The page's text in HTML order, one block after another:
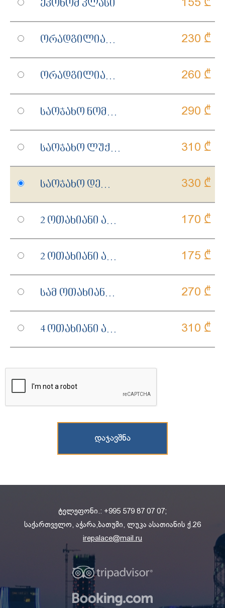
Ეკონომ Კლასი 155 ₾
Ორადგილიანი Ლუქსი 230 ₾
Ორადგილიანი Დელუქსი 260 ₾
Საოჯახო Ნომერი 290 ₾
Საოჯახო Ლუქსი Აივნით 310 ₾
Საოჯახო Დელუქსი 330 ₾
2 Ოთახიანი Აპარტამენტი Ფრანგული Აივნით 170 ₾
2 Ოთახიანი Აპარტამენტი Აივნით 175 ₾
Სამ Ოთახიანი Აპარტამენტი Აივნით 270 ₾
4 Ოთახიანი Აპარტმანეტი Აივნით 310 ₾
ტელეფონი.: +995 579 87 07 07;
საქართველო, აჭარა,ბათუმი, ლუკა ასათიანის ქ.26
irepalace@mail.ru